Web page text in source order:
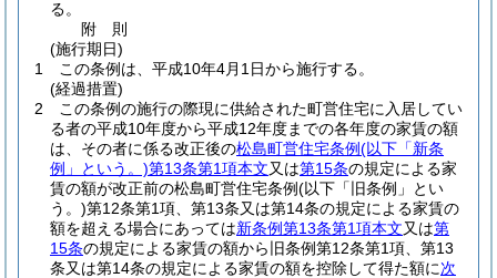
る。
附 則
(施行期日)
1
この条例は、平成10年4月1日から施行する。
(経過措置)
2
この条例の施行の際現に供給された町営住宅に入居してい
る者の平成10年度から平成12年度までの各年度の家賃の額
は、その者に係る改正後の松島町営住宅条例(以下「新条
例」という。)第13条第1項本文又は第15条の規定による家
賃の額が改正前の松島町営住宅条例(以下「旧条例」とい
う。)第12条第1項、第13条又は第14条の規定による家賃の
額を超える場合にあっては新条例第13条第1項本文又は第
15条の規定による家賃の額から旧条例第12条第1項、第13
条又は第14条の規定による家賃の額を控除して得た額に次